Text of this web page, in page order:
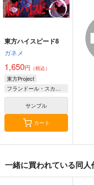
サンプル
狐色 祭り色二十三
尾。
狐色
寂光
滅
e
東方ハイスピード8
ガネメ
1,650円 （税込）
東方Project
フランドール・スカーレット
サンプル
カート
一緒に買われている同